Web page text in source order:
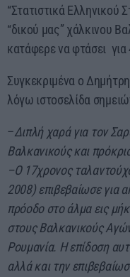
“Στατιστικά Ελληνικού
“δικού μας” χάλκινου
κατάφερε να φτάσει
Συγκεκριμένα ο
λόγω ιστοσελίδα
–Διπλή χαρά για τον
Βαλκανικούς και
–Ο 17χρονος
2008) επιβεβαίωσε για
πρόοδο στο άλμα εις
στους Βαλκανικούς
Ρουμανία. Η επίδοση
αλλά και την